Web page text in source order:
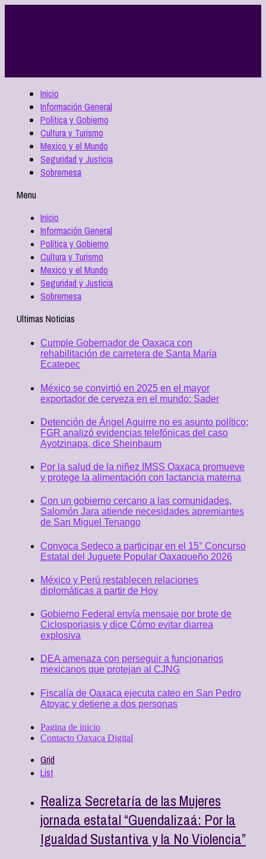
Inicio
Información General
Política y Gobierno
Cultura y Turismo
Mexico y el Mundo
Seguridad y Justicia
Sobremesa
Menu
Inicio
Información General
Política y Gobierno
Cultura y Turismo
Mexico y el Mundo
Seguridad y Justicia
Sobremesa
Ultimas Noticias
Cumple Gobernador de Oaxaca con
rehabilitación de carretera de Santa María
Ecatepec
México se convirtió en 2025 en el mayor
exportador de cerveza en el mundo: Sader
Detención de Ángel Aguirre no es asunto político;
FGR analizó evidencias telefónicas del caso
Ayotzinapa, dice Sheinbaum
Por la salud de la niñez IMSS Oaxaca promueve
y protege la alimentación con lactancia materna
Con un gobierno cercano a las comunidades,
Salomón Jara atiende necesidades apremiantes
de San Miguel Tenango
Convoca Sedeco a participar en el 15° Concurso
Estatal del Juguete Popular Oaxaqueño 2026
México y Perú restablecen relaciones
diplomáticas a partir de Hoy
Gobierno Federal envía mensaje por brote de
Ciclosporiasis y dice Cómo evitar diarrea
explosiva
DEA amenaza con perseguir a funcionarios
mexicanos que protejan al CJNG
Fiscalía de Oaxaca ejecuta cateo en San Pedro
Atoyac y detiene a dos personas
Pagina de inicio
Contacto Oaxaca Digital
Grid
List
Realiza Secretaría de las Mujeres
jornada estatal “Guendalizaá: Por la
Igualdad Sustantiva y la No Violencia”